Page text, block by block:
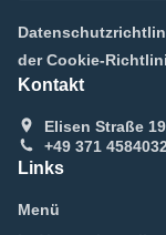
der Cookie-
Kontakt
Elisen Straße
+49 371
Links
Menü